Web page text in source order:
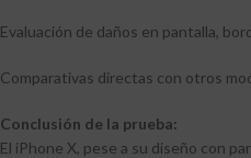
Evaluación de daños en pantalla,
Comparativas directas con otros
Conclusión de la prueba:
El iPhone X, pese a su diseño con